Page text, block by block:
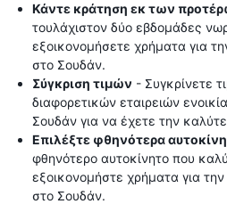
Κάντε κράτηση εκ των
τουλάχιστον δύο εβδομάδες
εξοικονομήσετε χρήματα για
στο Σουδάν.
Σύγκριση τιμών - Συγκρίνετε
διαφορετικών εταιρειών
Σουδάν για να έχετε την
Επιλέξτε φθηνότερα
φθηνότερο αυτοκίνητο που
εξοικονομήστε χρήματα για την
στο Σουδάν.